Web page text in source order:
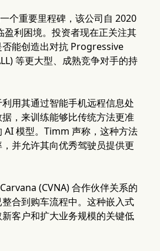
个重要里程碑，该公司自 2020
盈利困境。投资者现在正关注其
能创造出对抗 Progressive
等更大型、成熟竞争对手的持
用其通过智能手机远程信息处
，来训练能够比传统方法更准
AI 模型。Timm 声称，这种方法
并允许其向优秀驾驶员提供更
(CVNA) 合作伙伴关系的
合到购车流程中。这种嵌入式
客户和扩大业务规模的关键低